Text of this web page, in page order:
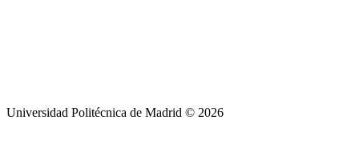
Universidad Politécnica de Madrid © 2026